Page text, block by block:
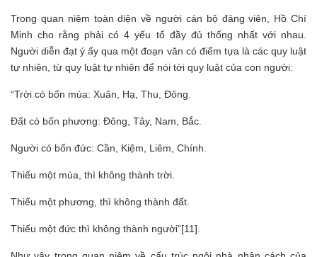
Trong quan niệm toàn diện về người cán bộ đảng viên, Hồ Chí
Minh cho rằng phải có 4 yếu tố đầy đủ thống nhất với nhau.
Người diễn đạt ý ấy qua một đoạn văn có điểm tựa là các quy luật
tự nhiên, từ quy luật tự nhiên để nói tới quy luật của con người:
“Trời có bốn mùa: Xuân, Hạ, Thu, Đông.
Đất có bốn phương: Đông, Tây, Nam, Bắc.
Người có bốn đức: Cần, Kiệm, Liêm, Chính.
Thiếu một mùa, thì không thành trời.
Thiếu một phương, thì không thành đất.
Thiếu một đức thì không thành người”[11].